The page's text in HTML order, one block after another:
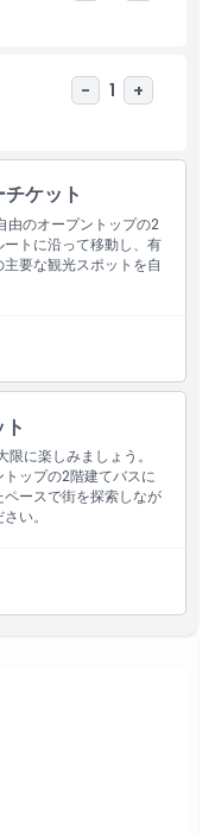
- 1 +
ケット
由のオープントップの2
トに沿って移動し、有
要な観光スポットを自
に楽しみましょう。
ップの2階建てバスに
ースで街を探索しなが
い。